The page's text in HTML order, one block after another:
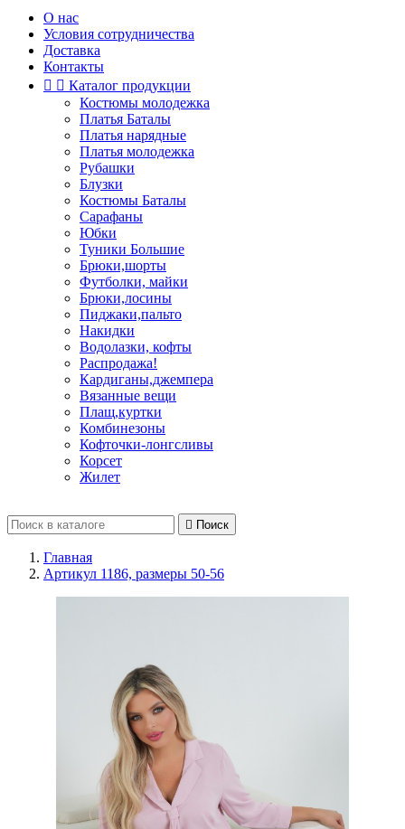
О нас
Условия сотрудничества
Доставка
Контакты
  Каталог продукции
Костюмы молодежка
Платья Баталы
Платья нарядные
Платья молодежка
Рубашки
Блузки
Костюмы Баталы
Сарафаны
Юбки
Туники Большие
Брюки,шорты
Футболки, майки
Брюки,лосины
Пиджаки,пальто
Накидки
Водолазки, кофты
Распродажа!
Кардиганы,джемпера
Вязанные вещи
Плащ,куртки
Комбинезоны
Кофточки-лонгсливы
Корсет
Жилет
 Поиск
Главная
Артикул 1186, размеры 50-56